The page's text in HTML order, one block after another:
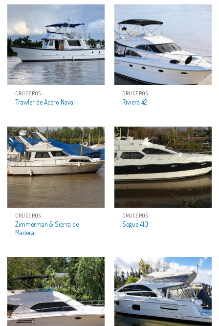
CRUCEROS
Trawler de Acero Naval
CRUCEROS
Riviera 42
CRUCEROS
Zimmerman & Sierra de
Madera
CRUCEROS
Segue 410